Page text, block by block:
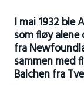
I mai 1932 ble
som fløy
fra
sammen med
Balchen fra